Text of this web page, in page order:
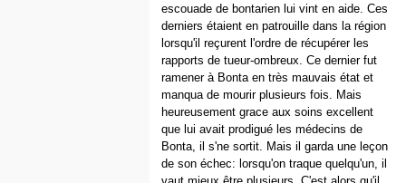
escouade de bontarien lui vint en aide. Ces
derniers étaient en patrouille dans la région
lorsqu'il reçurent l'ordre de récupérer les
rapports de tueur-ombreux. Ce dernier fut
ramener à Bonta en très mauvais état et
manqua de mourir plusieurs fois. Mais
heureusement grace aux soins excellent
que lui avait prodigué les médecins de
Bonta, il s'ne sortit. Mais il garda une leçon
de son échec: lorsqu'on traque quelqu'un, il